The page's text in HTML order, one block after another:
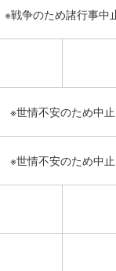
※戦争のため諸行事中
※世情不安のため中止
※世情不安のため中止